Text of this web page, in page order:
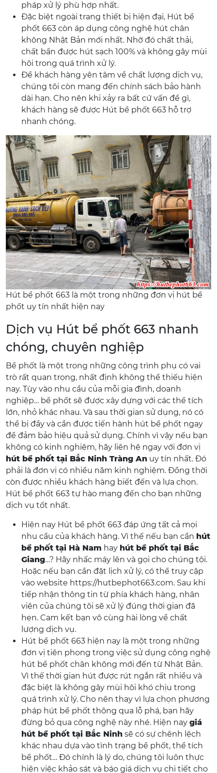
pháp xử lý phù hợp nhất.
Đặc biệt ngoài trang thiết bị hiện đại, Hút bể
phốt 663 còn áp dụng công nghệ hút chân
không Nhật Bản mới nhất. Nhờ đó chất thải,
chất bẩn được hút sạch 100% và không gây mùi
hôi trong quá trình xử lý.
Để khách hàng yên tâm về chất lượng dịch vụ,
chúng tôi còn mang đến chính sách bảo hành
dài hạn. Cho nên khi xảy ra bất cứ vấn đề gì,
khách hàng sẽ được Hút bể phốt 663 hỗ trợ
nhanh chóng.
Hút bể phốt 663 là một trong những đơn vị hút bể
phốt uy tín nhất hiện nay
Dịch vụ Hút bể phốt 663 nhanh
chóng, chuyên nghiệp
Bể phốt là một trong những công trình phụ có vai
trò rất quan trọng, nhất định không thể thiếu hiện
nay. Tùy vào nhu cầu của mỗi gia đình, doanh
nghiệp… bể phốt sẽ được xây dựng với các thể tích
lớn, nhỏ khác nhau. Và sau thời gian sử dụng, nó có
thể bị đầy và cần được tiến hành hút bể phốt ngay
để đảm bảo hiệu quả sử dụng. Chính vì vậy nếu bạn
không có kinh nghiệm, hãy liên hệ ngay với đơn vị
hút bể phốt tại Bắc Ninh Tràng An uy tín nhất. Đó
phải là đơn vị có nhiều năm kinh nghiệm. Đồng thời
còn được nhiều khách hàng biết đến và lựa chọn.
Hút bể phốt 663 tự hào mang đến cho bạn những
dịch vụ tốt nhất.
Hiện nay Hút bể phốt 663 đáp ứng tất cả mọi
nhu cầu của khách hàng. Vì thế nếu bạn cần hút
bể phốt tại Hà Nam hay hút bể phốt tại Bắc
Giang…? Hãy nhấc máy lên và gọi cho chúng tôi.
Hoặc nếu bạn cần đặt lịch xử lý, có thể truy cập
vào website https://hutbephot663.com. Sau khi
tiếp nhận thông tin từ phía khách hàng, nhân
viên của chúng tôi sẽ xử lý đúng thời gian đã
hẹn. Cam kết bạn vô cùng hài lòng về chất
lượng dịch vụ.
Hút bể phốt 663 hiện nay là một trong những
đơn vị tiên phong trong việc sử dụng công nghệ
hút bể phốt chân không mới đến từ Nhật Bản.
Vì thế thời gian hút được rút ngắn rất nhiều và
đặc biệt là không gây mùi hôi khó chịu trong
quá trình xử lý. Cho nên thay vì lựa chọn phương
pháp hút bể phốt thông qua lỗ phá, bạn hãy
đừng bỏ qua công nghệ này nhé. Hiện nay giá
hút bể phốt tại Bắc Ninh sẽ có sự chênh lệch
khác nhau dựa vào tình trạng bể phốt, thể tích
bể phốt… Đó chính là lý do, chúng tôi luôn thực
hiện việc khảo sát và báo giá dịch vụ chi tiết cho